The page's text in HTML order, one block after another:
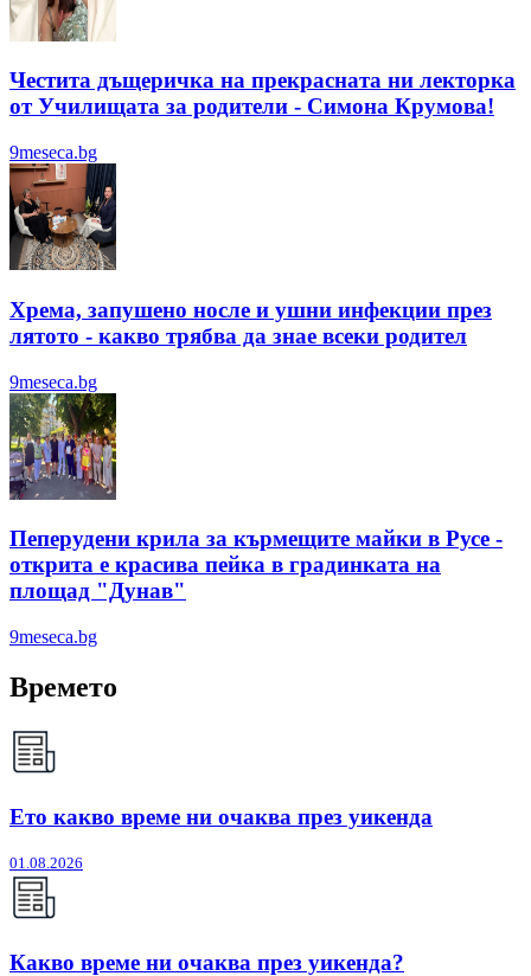
Честита дъщеричка на прекрасната ни лекторка
от Училищата за родители - Симона Крумова!
9meseca.bg
Хрема, запушено носле и ушни инфекции през
лятотo - какво трябва да знае всеки родител
9meseca.bg
Пеперудени крила за кърмещите майки в Русе -
открита е красива пейка в градинката на
площад "Дунав"
9meseca.bg
Времето
Ето какво време ни очаква през уикенда
01.08.2026
Какво време ни очаква през уикенда?